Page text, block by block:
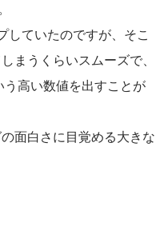
していたのですが、そこ
まうくらいスムーズで、
高い数値を出すことが
面白さに目覚める大きな